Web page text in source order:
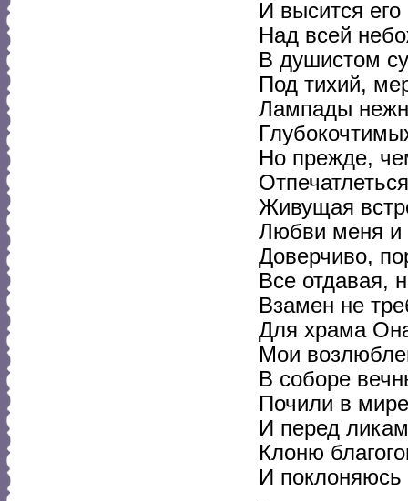
И высится
Над всей
В душистом
Под тихий,
Лампады
Но прежде,
Живущая
Любви меня и
Доверчиво,
Все отдавая,
Взамен не
Для храма
Мои
В соборе
Почили в
И перед
Клоню
И поклоняюсь